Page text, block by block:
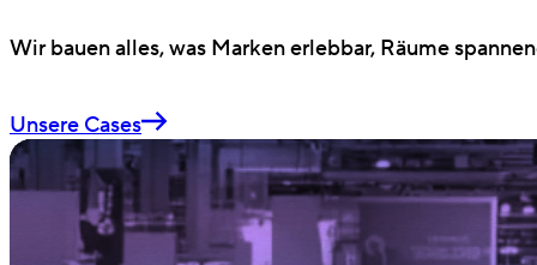
Wir bauen alles, was Marken erlebbar, Räume
Unsere Cases